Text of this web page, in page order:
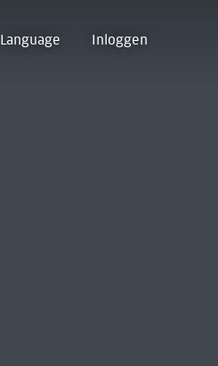
Language Inloggen